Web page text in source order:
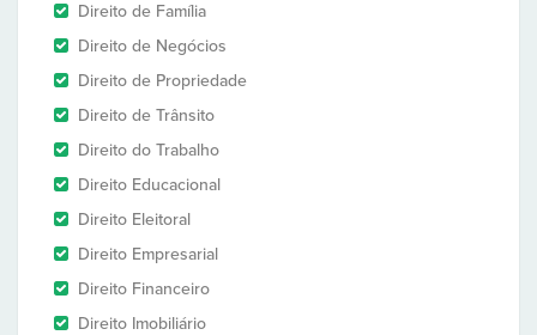
Direito de Família
Direito de Negócios
Direito de Propriedade
Direito de Trânsito
Direito do Trabalho
Direito Educacional
Direito Eleitoral
Direito Empresarial
Direito Financeiro
Direito Imobiliário